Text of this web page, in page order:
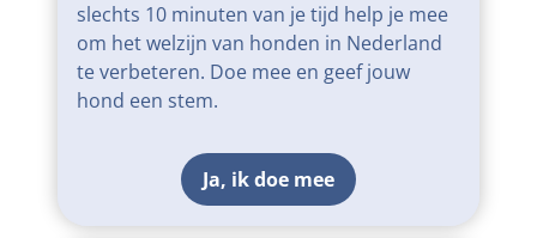
slechts 10 minuten van je tijd help je mee
om het welzijn van honden in Nederland
te verbeteren. Doe mee en geef jouw
hond een stem.
Ja, ik doe mee